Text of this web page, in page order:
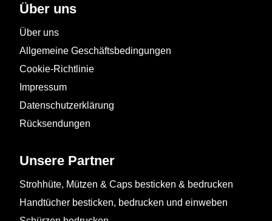
Über uns
Über uns
Allgemeine Geschäftsbedingungen
Cookie-Richtlinie
Impressum
Datenschutzerklärung
Rücksendungen
Unsere Partner
Strohhüte, Mützen & Caps besticken & bedrucken
Handtücher besticken, bedrucken und einweben